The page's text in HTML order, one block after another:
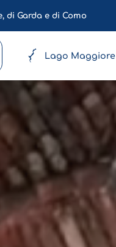
di Garda e di Como
Lago Maggiore